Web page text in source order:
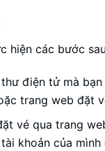
hiện các bước
điện tử mà
trang web đặt
vé qua trang
khoản của